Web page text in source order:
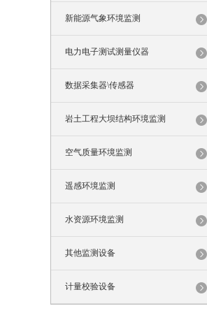
新能源气象环境监测
电力电子测试测量仪器
数据采集器\传感器
岩土工程大坝结构环境监测
空气质量环境监测
遥感环境监测
水资源环境监测
其他监测设备
计量校验设备